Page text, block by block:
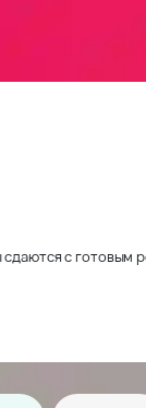
сдаются с